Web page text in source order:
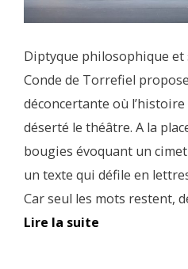
Diptyque philosophique et
Conde de Torrefiel
déconcertante où
déserté le théâtre. A la
bougies évoquant un
un texte qui défile en
Car seul les mots restent,
Lire la suite